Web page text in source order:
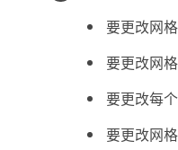
要更改网
要更改网
要更改每
要更改网